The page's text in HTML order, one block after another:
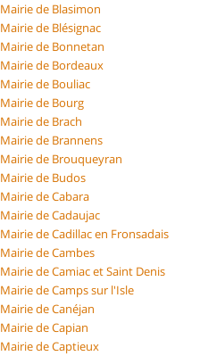
Mairie de Blasimon
Mairie de Blésignac
Mairie de Bonnetan
Mairie de Bordeaux
Mairie de Bouliac
Mairie de Bourg
Mairie de Brach
Mairie de Brannens
Mairie de Brouqueyran
Mairie de Budos
Mairie de Cabara
Mairie de Cadaujac
Mairie de Cadillac en Fronsadais
Mairie de Cambes
Mairie de Camiac et Saint Denis
Mairie de Camps sur l'Isle
Mairie de Canéjan
Mairie de Capian
Mairie de Captieux